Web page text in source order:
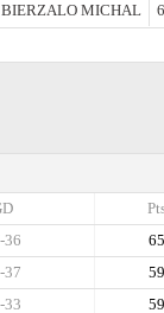
BIERZALO MICHAL
65
36
59
37
59
33